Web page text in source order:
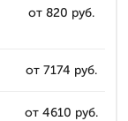
от 820 руб.
от 7174 руб.
от 4610 руб.